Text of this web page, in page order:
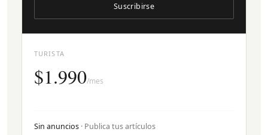
TURISTA
$1.990/mes
Sin anuncios · Publica tus artículos
Suscribirse